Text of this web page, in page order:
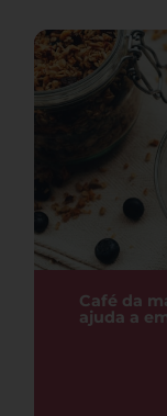
Café da
ajuda a